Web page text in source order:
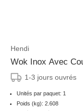
Hendi
Wok Inox Avec
1-3 jours ouvrés
Unités par paquet: 1
Poids (kg): 2.608